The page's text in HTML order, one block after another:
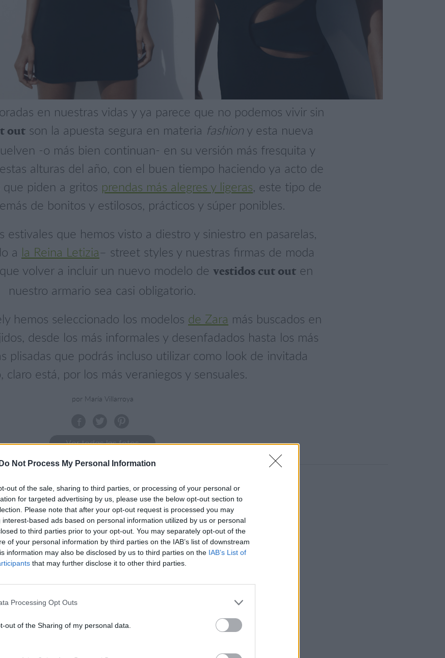
Do Not Process My Personal Information
out of the sale, sharing to third parties, or processing of your personal or
for targeted advertising by us, please use the below opt-out section to
Please note that after your opt-out request is processed you may
interest-based ads based on personal information utilized by us or personal
to third parties prior to your opt-out. You may separately opt-out of the
of your personal information by third parties on the IAB’s list of downstream
information may also be disclosed by us to third parties on the IAB’s List of
that may further disclose it to other third parties.
Processing Opt Outs
out of the Sharing of my personal data.
en nuestras vidas y ya parece que no podemos vivir sin
out son la apuesta segura en materia fashion y esta nueva
-o más bien continuan- en su versión más fresquita y
alturas del año, con el buen tiempo haciendo ya acto de
que piden a gritos prendas más alegres y ligeras, este tipo de
de bonitos y estilosos, prácticos y súper ponibles.
estivales que hemos visto a diestro y siniestro en pasarelas,
a la Reina Letizia – street styles y nuestras firmas de moda
volver a incluir un nuevo modelo de vestidos cut outen
nuestro armario sea casi obligatorio.
hemos seleccionado los modelos de Zara más buscados en
desde los más informales y desenfadados hasta los más
plisadas que podrás incluso utilizar como look de invitada
claro está, por los más veraniegos y sensuales.
por María Villarroya
Ver todas las fotos